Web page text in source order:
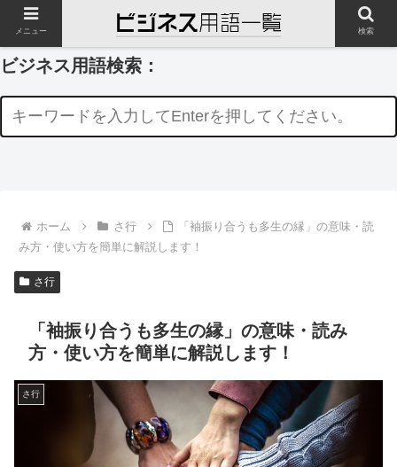
ビジネス用語検索：
ホーム さ行
「袖振り合うも多生の縁」の意味・読
み方・使い方を簡単に解説します！
さ行
「袖振り合うも多生の縁」の意味・読み
方・使い方を簡単に解説します！
さ行
メニュー 検索